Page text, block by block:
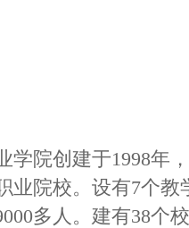
学院创建于1998年
业院校。设有7个教
多人。建有38个